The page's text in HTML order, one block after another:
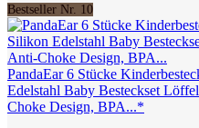
Bestseller Nr. 10
PandaEar 6 Stücke
Edelstahl Baby Besteckset
Choke Design, BPA...*